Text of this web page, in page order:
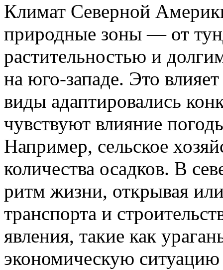
Климат Северной
природные зоны — от
растительностью и
на юго-западе. Это
виды адаптировались
чувствуют влияние
Например, сельское
количества осадков. В
ритм жизни, открывая
транспорта и
явления, такие как
экономическую